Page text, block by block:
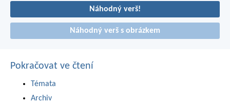
Náhodný verš!
Náhodný verš s obrázkem
Pokračovat ve čtení
Témata
Archiv